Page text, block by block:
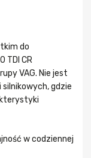
do
TDI CR
VAG. Nie jest
gdzie
w codziennej